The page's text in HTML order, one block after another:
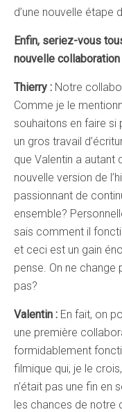
d’une nouvelle étape
Enfin, seriez-vous
nouvelle
Thierry : Notre
Comme je le
souhaitons en faire si
un gros travail
que Valentin a autant
nouvelle version de
passionnant de
ensemble?
sais comment il
et ceci est un gain
pense. On ne change
pas?
Valentin : En fait, on
une première
formidablement
filmique qui, je le
n’était pas une fin en
les chances de notre